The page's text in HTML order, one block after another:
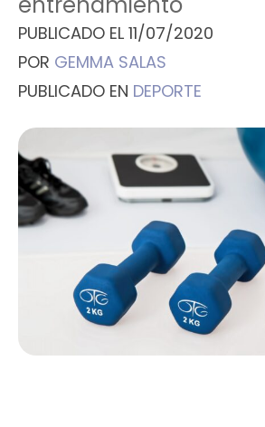
PUBLICADO EL 11/07/2020
POR GEMMA SALAS
PUBLICADO EN DEPORTE